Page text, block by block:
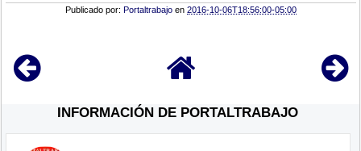
Publicado por:Portaltrabajo en2016-10-06T18:56:00-05:00
INFORMACIÓN DE PORTALTRABAJO